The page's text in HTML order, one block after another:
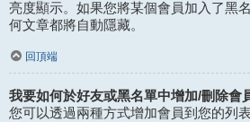
亮度顯示。如果您將某個會員加入了黑
何文章都將自動隱藏。
回頂端
我要如何於好友或黑名單中增加/刪除會
您可以透過兩種方式增加會員到您的列